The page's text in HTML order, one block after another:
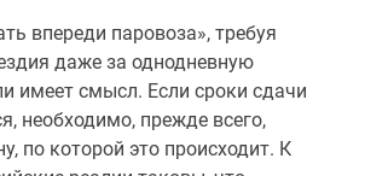
впереди паровоза», требуя
даже за однодневную
имеет смысл. Если сроки сдачи
необходимо, прежде всего,
по которой это происходит. К